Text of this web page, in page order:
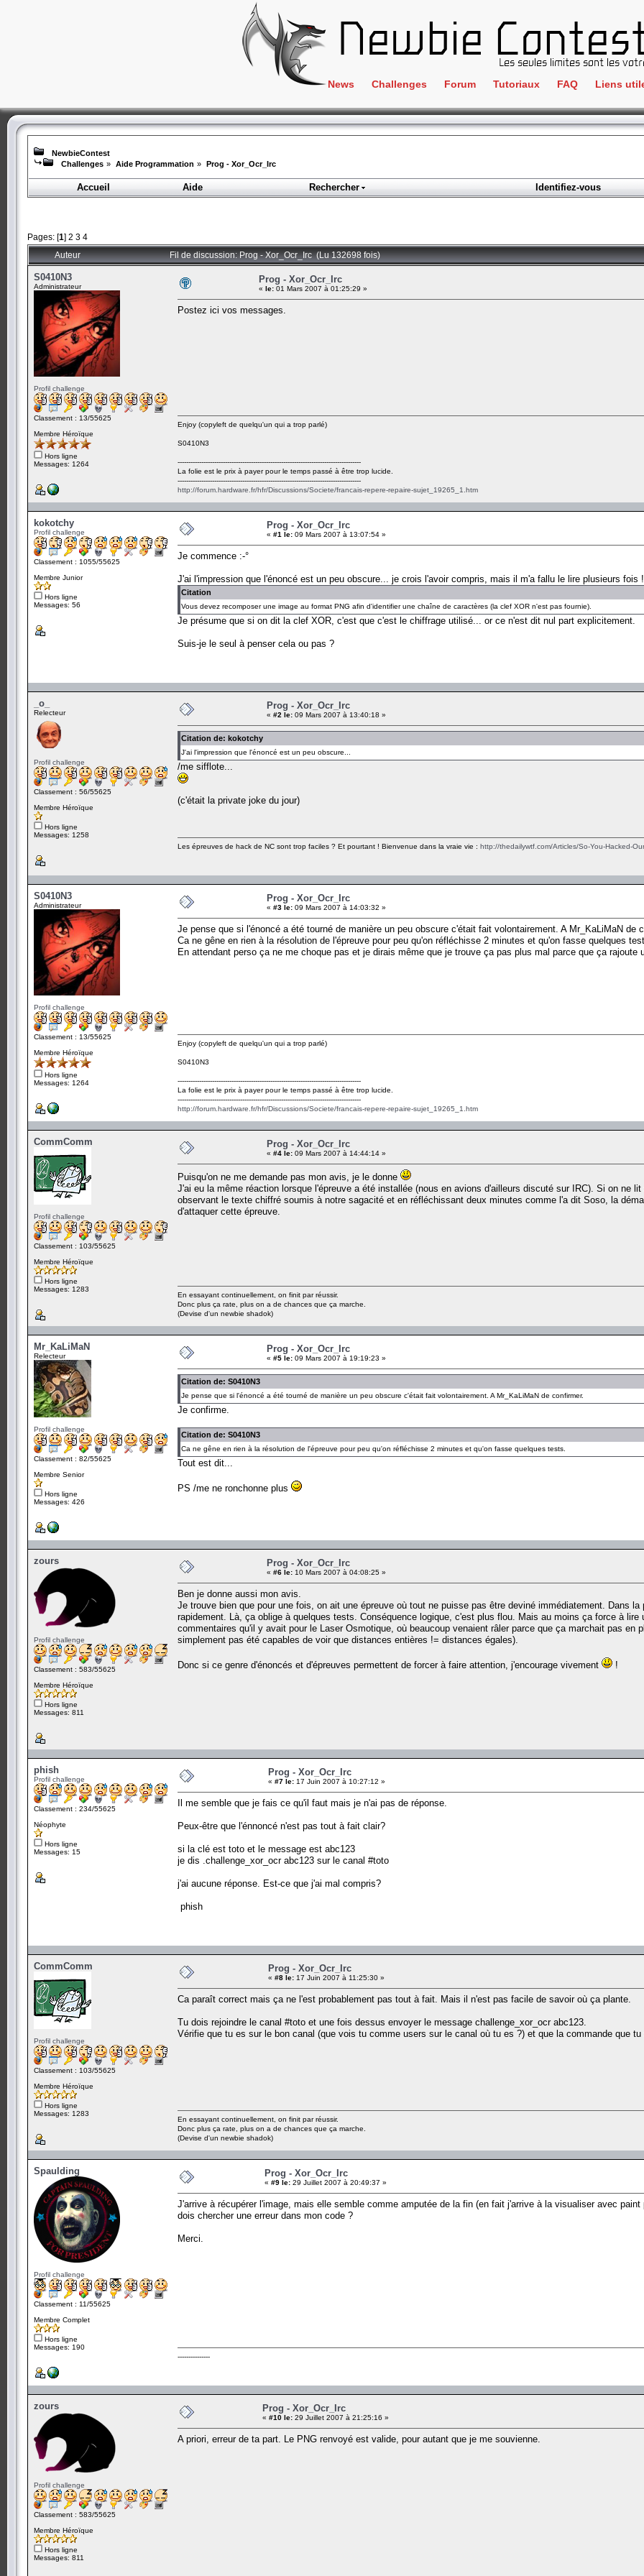
News Challenges
Crackme
ClientSide
Forensics
Programmation
Wargame
Forum Tutoriaux FAQ Liens
IRC
NewbieContest
Challenges » Aide Programmation » Prog - Xor_Ocr_Irc
Accueil
Aide Rechercher Identifiez-vous
Pages: [1] 2 3 4
Auteur Fil de discussion: Prog - Xor_Ocr_Irc (Lu 132698 fois)
S0410N3
Administrateur
Profil challenge
Classement : 13/55625
Membre Héroïque
Hors ligne
Messages: 1264
Prog - Xor_Ocr_Irc
« le: 01 Mars 2007 à 01:25:29 »
Postez ici vos messages.
Enjoy (copyleft de quelqu'un qui a trop parlé)
S0410N3
-------------------------------------------------------------------------------------
La folie est le prix à payer pour le temps passé à être trop lucide.
-------------------------------------------------------------------------------------
http://forum.hardware.fr/hfr/Discussions/Societe/francais-repere-repaire-sujet_19265_1.htm
kokotchy
Profil challenge
Classement : 1055/55625
Membre Junior
Hors ligne
Messages: 56
Prog - Xor_Ocr_Irc
« #1 le: 09 Mars 2007 à 13:07:54 »
Je commence :-°
J'ai l'impression que l'énoncé est un peu obscure... je crois l'avoir compris, mais il m'a fallu le lire plusieurs fois !
Citation
Vous devez recomposer une image au format PNG afin d'identifier une chaîne de caractères (la clef XOR n'est pas fournie).
Je présume que si on dit la clef XOR, c'est que c'est le chiffrage utilisé... or ce n'est dit nul part explicitement.
Suis-je le seul à penser cela ou pas ?
_o_
Relecteur
Profil challenge
Classement : 56/55625
Membre Héroïque
Hors ligne
Messages: 1258
Prog - Xor_Ocr_Irc
« #2 le: 09 Mars 2007 à 13:40:18 »
Citation de: kokotchy
J'ai l'impression que l'énoncé est un peu obscure...
/me sifflote...
(c'était la private joke du jour)
Les épreuves de hack de NC sont trop faciles ? Et pourtant ! Bienvenue dans la vraie vie : http://thedailywtf.com/Articles/So-You-Hacked-
S0410N3
Administrateur
Profil challenge
Classement : 13/55625
Membre Héroïque
Hors ligne
Messages: 1264
Prog - Xor_Ocr_Irc
« #3 le: 09 Mars 2007 à 14:03:32 »
Je pense que si l'énoncé a été tourné de manière un peu obscure c'était fait volontairement. A Mr_KaLiMaN de
Ca ne gêne en rien à la résolution de l'épreuve pour peu qu'on réfléchisse 2 minutes et qu'on fasse quelques
En attendant perso ça ne me choque pas et je dirais même que je trouve ça pas plus mal parce que ça rajoute
Enjoy (copyleft de quelqu'un qui a trop parlé)
S0410N3
-------------------------------------------------------------------------------------
La folie est le prix à payer pour le temps passé à être trop lucide.
-------------------------------------------------------------------------------------
http://forum.hardware.fr/hfr/Discussions/Societe/francais-repere-repaire-sujet_19265_1.htm
CommComm
Profil challenge
Classement : 103/55625
Membre Héroïque
Hors ligne
Messages: 1283
Prog - Xor_Ocr_Irc
« #4 le: 09 Mars 2007 à 14:44:14 »
Puisqu'on ne me demande pas mon avis, je le donne
J'ai eu la même réaction lorsque l'épreuve a été installée (nous en avions d'ailleurs discuté sur IRC). Si on ne
observant le texte chiffré soumis à notre sagacité et en réfléchissant deux minutes comme l'a dit Soso, la
d'attaquer cette épreuve.
En essayant continuellement, on finit par réussir.
Donc plus ça rate, plus on a de chances que ça marche.
(Devise d'un newbie shadok)
Mr_KaLiMaN
Relecteur
Profil challenge
Classement : 82/55625
Membre Senior
Hors ligne
Messages: 426
Prog - Xor_Ocr_Irc
« #5 le: 09 Mars 2007 à 19:19:23 »
Citation de: S0410N3
Je pense que si l'énoncé a été tourné de manière un peu obscure c'était fait volontairement. A Mr_KaLiMaN de confirmer.
Je confirme.
Citation de: S0410N3
Ca ne gêne en rien à la résolution de l'épreuve pour peu qu'on réfléchisse 2 minutes et qu'on fasse quelques tests.
Tout est dit...
PS /me ne ronchonne plus
zours
Profil challenge
Classement : 583/55625
Membre Héroïque
Hors ligne
Messages: 811
Prog - Xor_Ocr_Irc
« #6 le: 10 Mars 2007 à 04:08:25 »
Ben je donne aussi mon avis.
Je trouve bien que pour une fois, on ait une épreuve où tout ne puisse pas être deviné immédiatement. Dans
rapidement. Là, ça oblige à quelques tests. Conséquence logique, c'est plus flou. Mais au moins ça force à
commentaires qu'il y avait pour le Laser Osmotique, où beaucoup venaient râler parce que ça marchait pas en
simplement pas été capables de voir que distances entières != distances égales).
Donc si ce genre d'énoncés et d'épreuves permettent de forcer à faire attention, j'encourage vivement !
phish
Profil challenge
Classement : 234/55625
Néophyte
Hors ligne
Messages: 15
Prog - Xor_Ocr_Irc
« #7 le: 17 Juin 2007 à 10:27:12 »
Il me semble que je fais ce qu'il faut mais je n'ai pas de réponse.
Peux-être que l'énnoncé n'est pas tout à fait clair?
si la clé est toto et le message est abc123
je dis .challenge_xor_ocr abc123 sur le canal #toto
j'ai aucune réponse. Est-ce que j'ai mal compris?
phish
CommComm
Profil challenge
Classement : 103/55625
Membre Héroïque
Hors ligne
Messages: 1283
Prog - Xor_Ocr_Irc
« #8 le: 17 Juin 2007 à 11:25:30 »
Ca paraît correct mais ça ne l'est probablement pas tout à fait. Mais il n'est pas facile de savoir où ça plante.
Tu dois rejoindre le canal #toto et une fois dessus envoyer le message challenge_xor_ocr abc123.
Vérifie que tu es sur le bon canal (que vois tu comme users sur le canal où tu es ?) et que la commande que
En essayant continuellement, on finit par réussir.
Donc plus ça rate, plus on a de chances que ça marche.
(Devise d'un newbie shadok)
Spaulding
Profil challenge
Classement : 11/55625
Membre Complet
Hors ligne
Messages: 190
Prog - Xor_Ocr_Irc
« #9 le: 29 Juillet 2007 à 20:49:37 »
J'arrive à récupérer l'image, mais elle semble comme amputée de la fin (en fait j'arrive à la visualiser avec
dois chercher une erreur dans mon code ?
Merci.
---------------
zours
Profil challenge
Classement : 583/55625
Membre Héroïque
Hors ligne
Messages: 811
Prog - Xor_Ocr_Irc
« #10 le: 29 Juillet 2007 à 21:25:16 »
A priori, erreur de ta part. Le PNG renvoyé est valide, pour autant que je me souvienne.